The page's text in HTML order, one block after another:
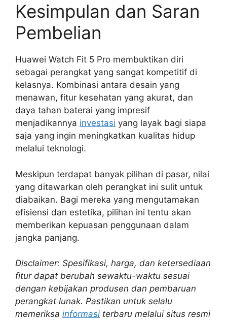
Kesimpulan dan Saran
Pembelian
Huawei Watch Fit 5 Pro membuktikan diri
sebagai perangkat yang sangat kompetitif di
kelasnya. Kombinasi antara desain yang
menawan, fitur kesehatan yang akurat, dan
daya tahan baterai yang impresif
menjadikannya investasi yang layak bagi siapa
saja yang ingin meningkatkan kualitas hidup
melalui teknologi.
Meskipun terdapat banyak pilihan di pasar, nilai
yang ditawarkan oleh perangkat ini sulit untuk
diabaikan. Bagi mereka yang mengutamakan
efisiensi dan estetika, pilihan ini tentu akan
memberikan kepuasan penggunaan dalam
jangka panjang.
Disclaimer: Spesifikasi, harga, dan ketersediaan
fitur dapat berubah sewaktu-waktu sesuai
dengan kebijakan produsen dan pembaruan
perangkat lunak. Pastikan untuk selalu
memeriksa informasi terbaru melalui situs resmi